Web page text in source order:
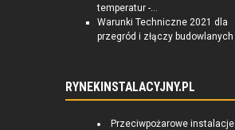
temperatur -...
Warunki Techniczne 2021 dla
przegród i złączy budowlanych
RYNEKINSTALACYJNY.PL
Przeciwpożarowe instalacje